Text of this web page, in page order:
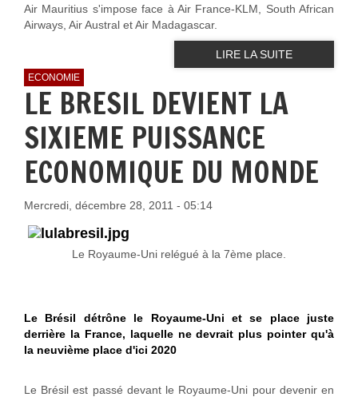
Air Mauritius s'impose face à Air France-KLM, South African
Airways, Air Austral et Air Madagascar.
LIRE LA SUITE
ECONOMIE
LE BRESIL DEVIENT LA
SIXIEME PUISSANCE
ECONOMIQUE DU MONDE
Mercredi, décembre 28, 2011 - 05:14
Le Royaume-Uni relégué à la 7ème place.
Le Brésil détrône le Royaume-Uni et se place juste
derrière la France, laquelle ne devrait plus pointer qu'à
la neuvième place d'ici 2020
Le Brésil est passé devant le Royaume-Uni pour devenir en